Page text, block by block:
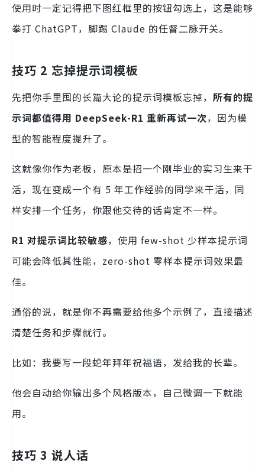
使用时一定记得把下图红框里的按钮勾选上，这是能够
拳打 ChatGPT，脚踢 Claude 的任督二脉开关。
技巧 2 忘掉提示词模板
先把你手里囤的长篇大论的提示词模板忘掉， 所有的提
示词都值得用 DeepSeek-R1 重新再试一次，因为模
型的智能程度提升了。
这就像你作为老板，原本是招一个刚毕业的实习生来干
活，现在变成一个有 5 年工作经验的同学来干活，同
样安排一个任务，你跟他交待的话肯定不一样。
R1 对提示词比较敏感，使用 few-shot 少样本提示词
可能会降低其性能，zero-shot 零样本提示词效果最
佳。
通俗的说，就是你不再需要给他多个示例了，直接描述
清楚任务和步骤就行。
比如：我要写一段蛇年拜年祝福语，发给我的长辈。
他会自动给你输出多个风格版本，自己微调一下就能
用。
技巧 3 说人话